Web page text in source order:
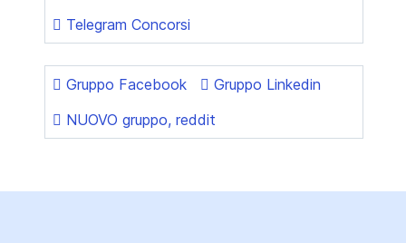
Telegram Concorsi
Gruppo Facebook
Gruppo Linkedin
NUOVO gruppo, reddit